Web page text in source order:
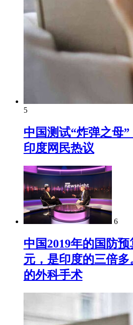
5
中国测试“炸弹之母”
印度网民热议
6
中国2019年的国防
元，是印度的三倍
的外科手术